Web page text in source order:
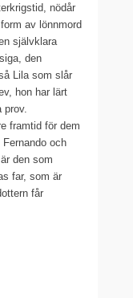
nödår
av lönnmord
självklara
den
Lila som slår
hon har lärt
prov.
framtid för dem
och
den som
far, som är
får